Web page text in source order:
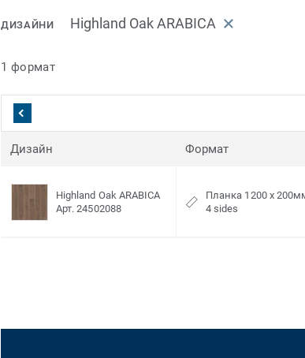
ДИЗАЙНИ Highland Oak ARABICA
1 формат
Дизайн Формат
Highland Oak ARABICA
Арт. 24502088
Планка 1200 x
4 sides